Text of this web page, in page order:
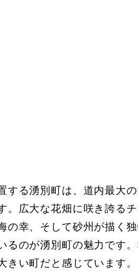
する湧別町は、道内最大
。広大な花畑に咲き誇る
の幸、そして砂州が描く
るのが湧別町の魅力です
い町だと感じています。